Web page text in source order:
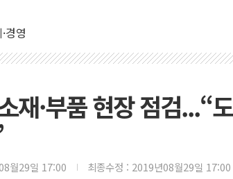
경영
재·부품 현장 점검...“
월29일 17:00 최종수정 : 2019년08월29일 17:00